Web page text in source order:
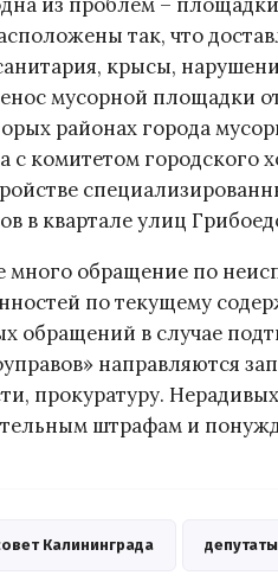
так, что
крысы,
мусорной площадки
районах города
с комитетом городского
в квартале улиц
много обращение по
по текущему
обращений в случае
направляются
прокуратуру.
штрафам и
Калининграда депутаты